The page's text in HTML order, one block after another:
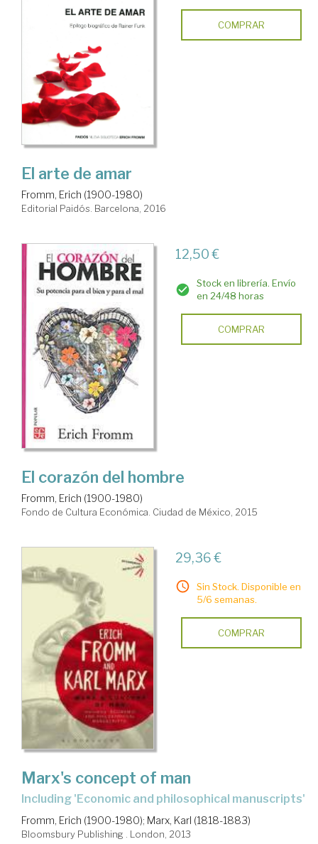
COMPRAR
El arte de amar
Fromm, Erich (1900-1980)
Editorial Paidós. Barcelona, 2016
12,50 €
Stock en librería. Envío
en 24/48 horas
COMPRAR
El corazón del hombre
Fromm, Erich (1900-1980)
Fondo de Cultura Económica. Ciudad de México, 2015
29,36 €
Sin Stock. Disponible en
5/6 semanas.
COMPRAR
Marx's concept of man
including 'Economic and philosophical manuscripts'
Fromm, Erich (1900-1980); Marx, Karl (1818-1883)
Bloomsbury Publishing . London, 2013